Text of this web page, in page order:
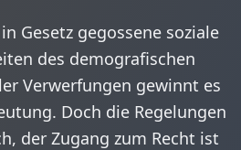
Gesetz gegossene soziale
des demografischen
Verwerfungen gewinnt es
Doch die Regelungen
der Zugang zum Recht ist